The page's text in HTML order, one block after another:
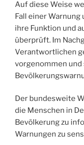
Auf diese Weise
Fall einer
ihre Funktion und
überprüft. Im
Verantwortlichen
vorgenommen und
Der bundesweite
die Menschen in
Bevölkerung zu
Warnungen zu